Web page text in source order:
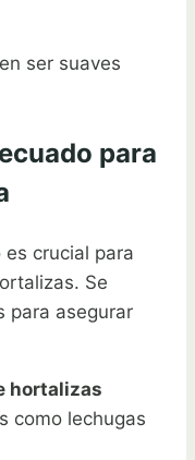
ser suaves
para
crucial para
Se
para asegurar
hortalizas
como lechugas